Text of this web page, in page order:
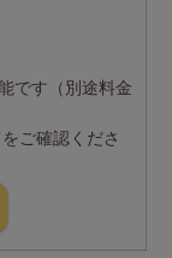
です（別途料金
ご確認くださ